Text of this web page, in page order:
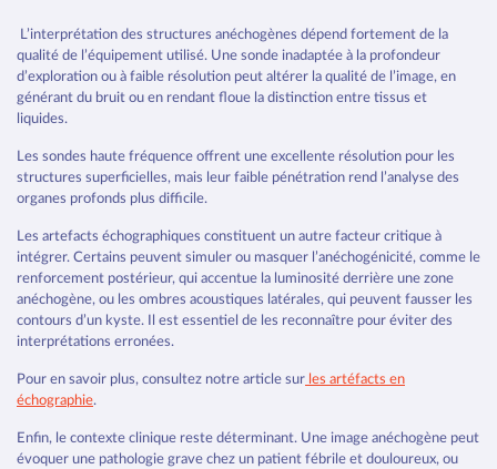
L’interprétation des structures anéchogènes dépend fortement de la
qualité de l’équipement utilisé. Une sonde inadaptée à la profondeur
d’exploration ou à faible résolution peut altérer la qualité de l’image, en
générant du bruit ou en rendant floue la distinction entre tissus et
liquides.
Les sondes haute fréquence offrent une excellente résolution pour les
structures superficielles, mais leur faible pénétration rend l’analyse des
organes profonds plus difficile.
Les artefacts échographiques constituent un autre facteur critique à
intégrer. Certains peuvent simuler ou masquer l’anéchogénicité, comme le
renforcement postérieur, qui accentue la luminosité derrière une zone
anéchogène, ou les ombres acoustiques latérales, qui peuvent fausser les
contours d’un kyste. Il est essentiel de les reconnaître pour éviter des
interprétations erronées.
Pour en savoir plus, consultez notre article sur les artéfacts en
échographie.
Enfin, le contexte clinique reste déterminant. Une image anéchogène peut
évoquer une pathologie grave chez un patient fébrile et douloureux, ou